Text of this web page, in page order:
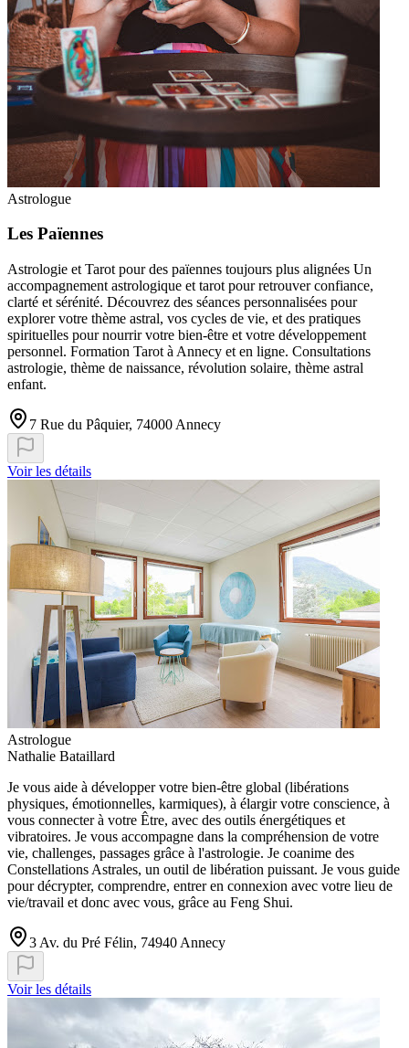
Astrologue
Les Païennes
Astrologie et Tarot pour des païennes toujours plus alignées Un
accompagnement astrologique et tarot pour retrouver confiance,
clarté et sérénité. Découvrez des séances personnalisées pour
explorer votre thème astral, vos cycles de vie, et des pratiques
spirituelles pour nourrir votre bien-être et votre développement
personnel. Formation Tarot à Annecy et en ligne. Consultations
astrologie, thème de naissance, révolution solaire, thème astral
enfant.
7 Rue du Pâquier, 74000 Annecy
Voir les détails
Astrologue
Nathalie Bataillard
Je vous aide à développer votre bien-être global (libérations
physiques, émotionnelles, karmiques), à élargir votre conscience, à
vous connecter à votre Être, avec des outils énergétiques et
vibratoires. Je vous accompagne dans la compréhension de votre
vie, challenges, passages grâce à l'astrologie. Je coanime des
Constellations Astrales, un outil de libération puissant. Je vous guide
pour décrypter, comprendre, entrer en connexion avec votre lieu de
vie/travail et donc avec vous, grâce au Feng Shui.
3 Av. du Pré Félin, 74940 Annecy
Voir les détails